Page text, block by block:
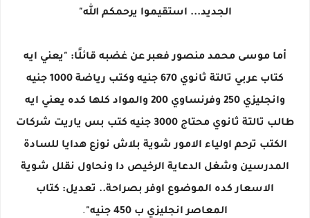
الجديد... استقيموا يرحمكم الله"
أما موسى محمد منصور فعبر عن غضبه قائلًا: "يعني ايه
كتاب عربي تالتة ثانوي 670 جنيه وكتب رياضة 1000 جنيه
وانجليزي 250 وفرنساوي 200 والمواد كلها كده يعني ايه
طالب تالتة ثانوي محتاج 3000 جنيه كتب بس ياريت شركات
الكتب ترحم اولياء الامور شوية بلاش نوزع هدايا للسادة
المدرسين وشغل الدعاية الرخيص دا ونحاول نقلل شوية
الاسعار كده الموضوع اوفر بصراحة.. تعديل: كتاب
المعاصر انجليزي ب 450 جنيه"
.